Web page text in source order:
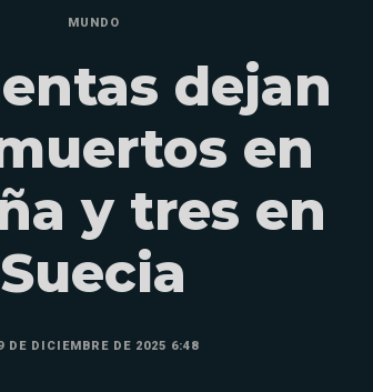
MUNDO
dejan
en
y tres en
Suecia
DE DICIEMBRE DE 2025 6:48